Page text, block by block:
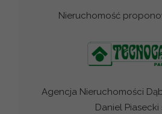
Nieruchomość
Agencja Nieruchomości
Daniel Piasecki